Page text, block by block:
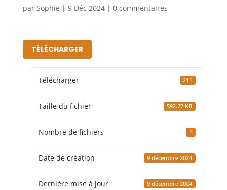
par Sophie | 9 Déc 2024| 0 commentaires
TÉLÉCHARGER
Télécharger 211
Taille du fichier 592.27 KB
Nombre de fichiers 1
Date de création 9 décembre 2024
Dernière mise à jour 9 décembre 2024